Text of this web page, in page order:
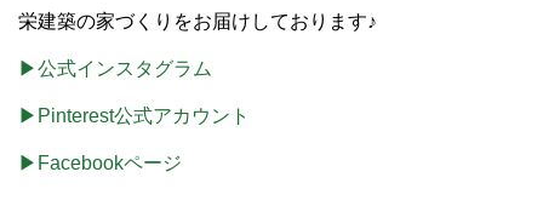
栄建築の家づくりをお届けしております♪
▶公式インスタグラム
▶Pinterest公式アカウント
▶Facebookページ